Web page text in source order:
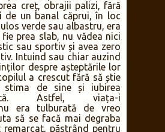
creț, obrajii palizi, fără
de un banal căprui, în loc
verde sau albastru, era
prea slab, nu vădea nici
sau sportiv și avea zero
Intuind sau chiar auzind
despre așteptările lor
a crescut fără să știe
stima de sine și iubirea
Astfel, viața-i
era tulburată de vreo
să se facă mai degraba
păstrând pentru